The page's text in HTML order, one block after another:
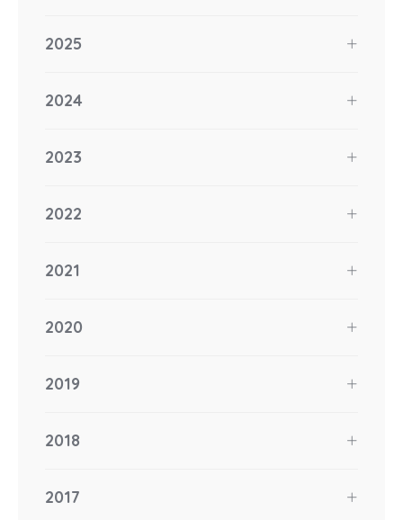
2025
2024
2023
2022
2021
2020
2019
2018
2017